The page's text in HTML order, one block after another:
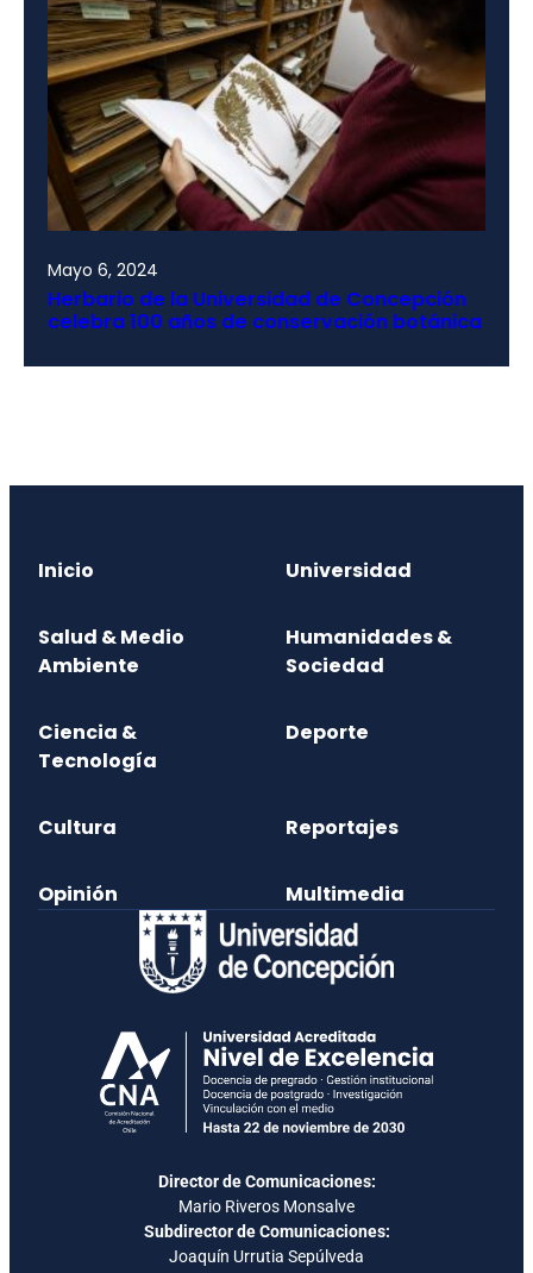
Mayo 6, 2024
Herbario de la Universidad de Concepción
celebra 100 años de conservación botánica
Inicio Universidad
Salud & Medio
Ambiente
Humanidades &
Sociedad
Ciencia &
Tecnología
Deporte
Cultura Reportajes
Opinión Multimedia
Director de Comunicaciones:
Mario Riveros Monsalve
Subdirector de Comunicaciones:
Joaquín Urrutia Sepúlveda